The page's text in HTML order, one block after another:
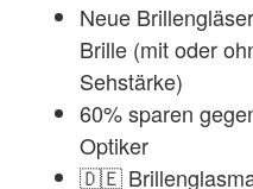
Neue
Brille (mit oder
Sehstärke)
60% sparen
Optiker
🇩🇪